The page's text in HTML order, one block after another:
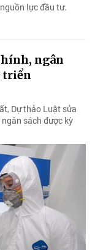
lực đầu tư.
ngân
triển
Dự thảo Luật sửa
sách được kỳ